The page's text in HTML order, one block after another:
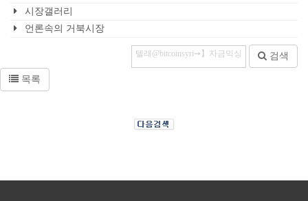
시장갤러리
언론속의 거북시장
검색
목록